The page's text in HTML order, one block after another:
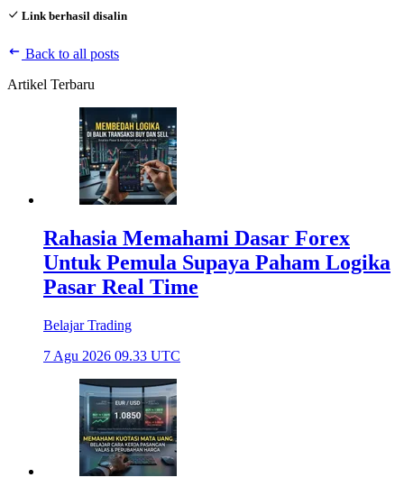
Link berhasil disalin
Back to all posts
Artikel Terbaru
Rahasia Memahami Dasar Forex
Untuk Pemula Supaya Paham Logika
Pasar Real Time
Belajar Trading
7 Agu 2026 09.33 UTC